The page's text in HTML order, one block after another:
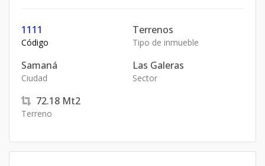
1111
Código
Terrenos
Tipo de inmueble
Samaná
Ciudad
Las Galeras
Sector
72.18 Mt2
Terreno